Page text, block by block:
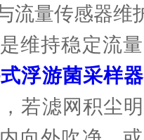
量传感器维
持稳定流量
浮游菌采样器
若滤网积尘